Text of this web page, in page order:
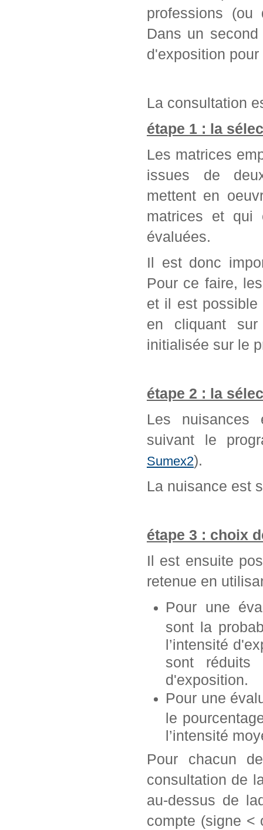
professions (ou
Dans un
d'exposition
La consultation
étape 1 : la
Les matrices
issues de
mettent en
matrices et qui
évaluées.
Il est donc
Pour ce faire,
et il est possible
en cliquant
initialisée sur le
étape 2 : la
Les nuisances
suivant le
Sumex2).
La nuisance est
étape 3 : choix
Il est ensuite
retenue en
Pour une
sont la
l’intensité
sont réduits
d'exposition.
Pour une
le
l’intensité
Pour chacun
consultation de
au-dessus de
compte (signe <